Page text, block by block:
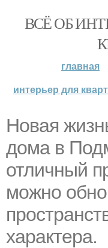
ВСЁ ОБ
главная
интерьер для
Новая
дома в
отличный
можно
характера.